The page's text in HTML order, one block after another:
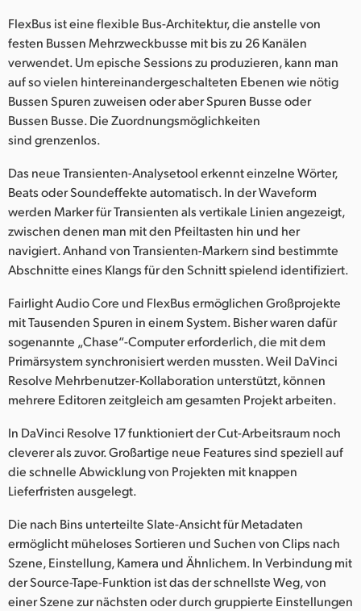
FlexBus ist eine flexible Bus-Architektur, die anstelle von
festen Bussen Mehrzweckbusse mit bis zu 26 Kanälen
verwendet. Um epische Sessions zu produzieren, kann man
auf so vielen hintereinandergeschalteten Ebenen wie nötig
Bussen Spuren zuweisen oder aber Spuren Busse oder
Bussen Busse. Die Zuordnungsmöglichkeiten
sind grenzenlos.
Das neue Transienten-Analysetool erkennt einzelne Wörter,
Beats oder Soundeffekte automatisch. In der Waveform
werden Marker für Transienten als vertikale Linien angezeigt,
zwischen denen man mit den Pfeiltasten hin und her
navigiert. Anhand von Transienten-Markern sind bestimmte
Abschnitte eines Klangs für den Schnitt spielend identifiziert.
Fairlight Audio Core und FlexBus ermöglichen Großprojekte
mit Tausenden Spuren in einem System. Bisher waren dafür
sogenannte „Chase“-Computer erforderlich, die mit dem
Primärsystem synchronisiert werden mussten. Weil DaVinci
Resolve Mehrbenutzer-Kollaboration unterstützt, können
mehrere Editoren zeitgleich am gesamten Projekt arbeiten.
In DaVinci Resolve 17 funktioniert der Cut-Arbeitsraum noch
cleverer als zuvor. Großartige neue Features sind speziell auf
die schnelle Abwicklung von Projekten mit knappen
Lieferfristen ausgelegt.
Die nach Bins unterteilte Slate-Ansicht für Metadaten
ermöglicht müheloses Sortieren und Suchen von Clips nach
Szene, Einstellung, Kamera und Ähnlichem. In Verbindung mit
der Source-Tape-Funktion ist das der schnellste Weg, von
einer Szene zur nächsten oder durch gruppierte Einstellungen